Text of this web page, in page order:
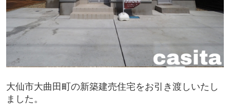
大仙市大曲田町の新築建売住宅をお引き渡しいたし
ました。